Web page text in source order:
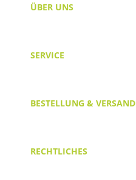
ÜBER UNS
SERVICE
BESTELLUNG & VERSAND
RECHTLICHES